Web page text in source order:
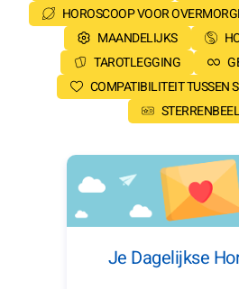
HOROSCOOP VOOR
MAANDELIJKS
TAROTLEGGING
COMPATIBILITEIT TUSSEN
Je Dagelijkse